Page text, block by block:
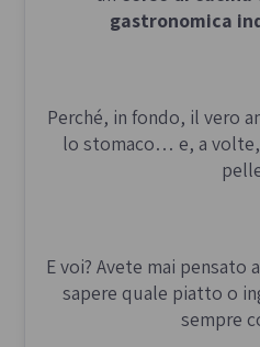
gastronomica
Perché, in fondo, il vero
lo stomaco… e, a
E voi? Avete mai
sapere quale piatto o
sempre